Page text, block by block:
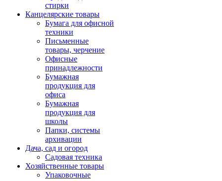
стирки
Канцелярские товары
Бумага для офисной
техники
Письменные
товары, черчение
Офисные
принадлежности
Бумажная
продукция для
офиса
Бумажная
продукция для
школы
Папки, системы
архивации
Дача, сад и огород
Садовая техника
Хозяйственные товары
Упаковочные